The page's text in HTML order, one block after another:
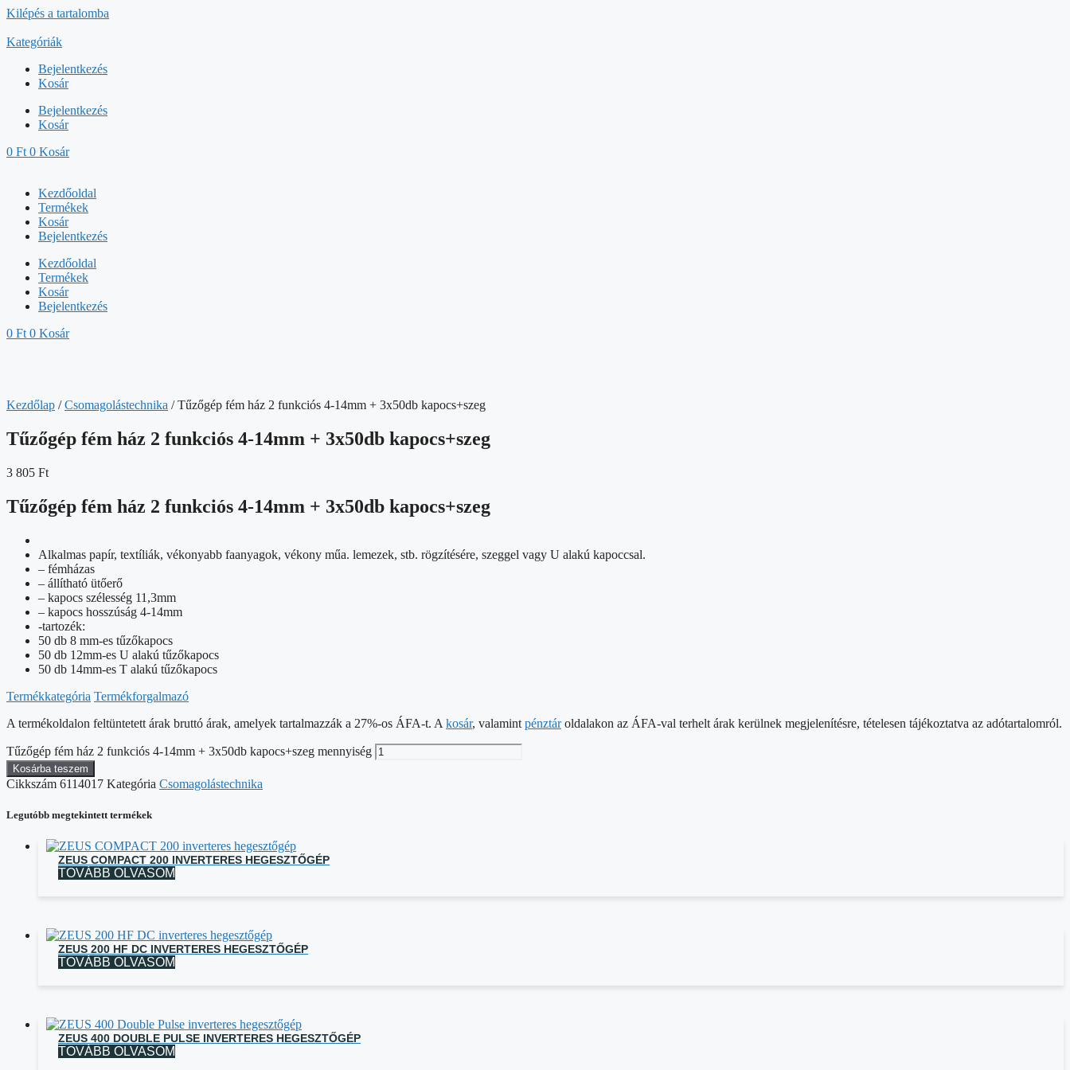
Kilépés a tartalomba
Kategóriák
Bejelentkezés
Kosár
Bejelentkezés
Kosár
0 Ft 0 Kosár
Kezdőoldal
Termékek
Kosár
Bejelentkezés
Kezdőoldal
Termékek
Kosár
Bejelentkezés
0 Ft 0 Kosár
Kezdőlap /Csomagolástechnika / Tűzőgép fém ház 2 funkciós 4-14mm + 3x50db kapocs+szeg
Tűzőgép fém ház 2 funkciós 4-14mm + 3x50db kapocs+szeg
3 805 Ft
Tűzőgép fém ház 2 funkciós 4-14mm + 3x50db kapocs+szeg
Alkalmas papír, textíliák, vékonyabb faanyagok, vékony műa. lemezek, stb. rögzítésére, szeggel vagy U alakú kapoccsal.
– fémházas
– állítható ütőerő
– kapocs szélesség 11,3mm
– kapocs hosszúság 4-14mm
-tartozék:
50 db 8 mm-es tűzőkapocs
50 db 12mm-es U alakú tűzőkapocs
50 db 14mm-es T alakú tűzőkapocs
Termékkategória Termékforgalmazó
A termékoldalon feltüntetett árak bruttó árak, amelyek tartalmazzák a 27%-os ÁFA-t. A kosár, valamint pénztároldalakon az ÁFA-val terhelt árak kerülnek megjelenítésre, tételesen tájékoztatva az adótartalomról.
Tűzőgép fém ház 2 funkciós 4-14mm + 3x50db kapocs+szeg mennyiség
Kosárba teszem
Cikkszám 6114017 Kategória Csomagolástechnika
Legutóbb megtekintett termékek
ZEUS COMPACT 200 INVERTERES HEGESZTŐGÉP
TOVÁBB OLVASOM
ZEUS 200 HF DC INVERTERES HEGESZTŐGÉP
TOVÁBB OLVASOM
ZEUS 400 DOUBLE PULSE INVERTERES HEGESZTŐGÉP
TOVÁBB OLVASOM